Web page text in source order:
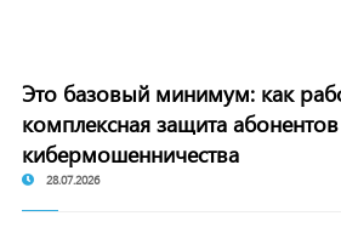
Это базовый минимум: как
комплексная защита
кибермошенничества
28.07.2026